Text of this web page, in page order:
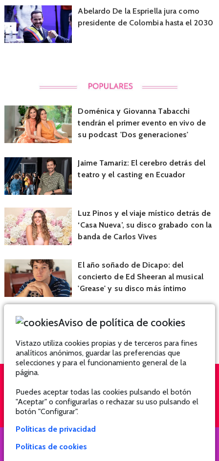
Abelardo De la Espriella jura como
presidente de Colombia hasta el 2030
Doménica y Giovanna Tabacchi
tendrán el primer evento en vivo de
su podcast 'Dos generaciones'
Jaime Tamariz: El cerebro detrás del
teatro y el casting en Ecuador
Luz Pinos y el viaje místico detrás de
‘Casa Nueva’, su disco grabado con la
banda de Carlos Vives
El año soñado de Dicapo: del
concierto de Ed Sheeran al musical
'Grease' y su disco más íntimo
QUIÉNES SOMOS
Aviso de política de cookies
Vistazo utiliza cookies propias y de terceros para fines
analíticos anónimos, guardar las preferencias que
selecciones y para el funcionamiento general de la
página.
Puedes aceptar todas las cookies pulsando el botón
"Aceptar" o configurarlas o rechazar su uso pulsando el
botón "Configurar".
Políticas de privacidad
Políticas de cookies